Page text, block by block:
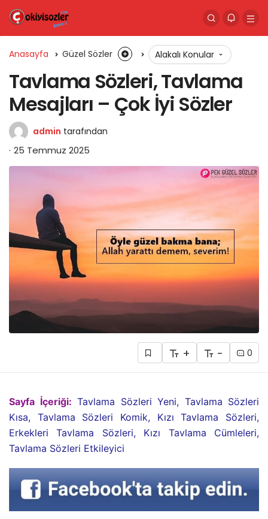
Anasayfa Güzel Sözler Alakalı Konular
Tavlama Sözleri, Tavlama
Mesajları – Çok İyi Sözler
admin tarafından
25 Temmuz 2025
+ - 0
Sayfa İçeriği: Tavlama Sözleri Yeni, Tavlama Sözleri
Kısa, Tavlama Sözleri Komik, Kızı Tavlama Sözleri,
Erkekleri Tavlama Sözleri, Kızı Tavlama Cümleleri,
Tavlama Sözleri Etkileyici